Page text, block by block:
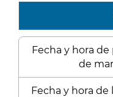
Fecha y hora
de
Fecha y hora de